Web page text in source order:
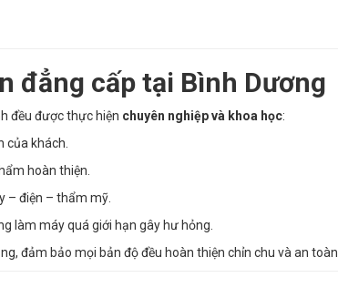
đẳng cấp tại Bình Dương
đều được thực hiện chuyên nghiệp và khoa học:
của khách.
hoàn thiện.
– điện – thẩm mỹ.
làm máy quá giới hạn gây hư hỏng.
đảm bảo mọi bản độ đều hoàn thiện chỉn chu và an toàn.